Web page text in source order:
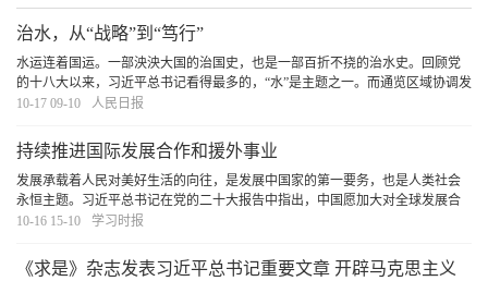
治水，从“战略”到“笃行”
水运连着国运。一部泱泱大国的治国史，也是一部百折不挠的治水史。回顾党
的十八大以来，习近平总书记看得最多的，“水”是主题之一。而通览区域协调发
展战略，除了以京津冀、粤港澳大湾区等以地域视角分类，还有便是以长江、
10-17 09-10 人民日报
持续推进国际发展合作和援外事业
发展承载着人民对美好生活的向往，是发展中国家的第一要务，也是人类社会
永恒主题。习近平总书记在党的二十大报告中指出，中国愿加大对全球发展合
作的资源投入，致力于缩小南北差距，坚定支持和帮助广大发展中国家加快发
10-16 15-10 学习时报
《求是》杂志发表习近平总书记重要文章 开辟马克思主义